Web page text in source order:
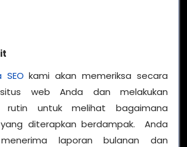
SEO kami akan memeriksa secara
situs web Anda dan melakukan
rutin untuk melihat bagaimana
diterapkan berdampak. Anda
laporan bulanan dan